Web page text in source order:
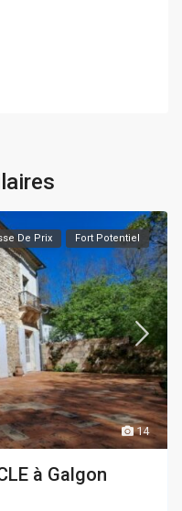
14
De Prix Fort Potentiel
à Galgon